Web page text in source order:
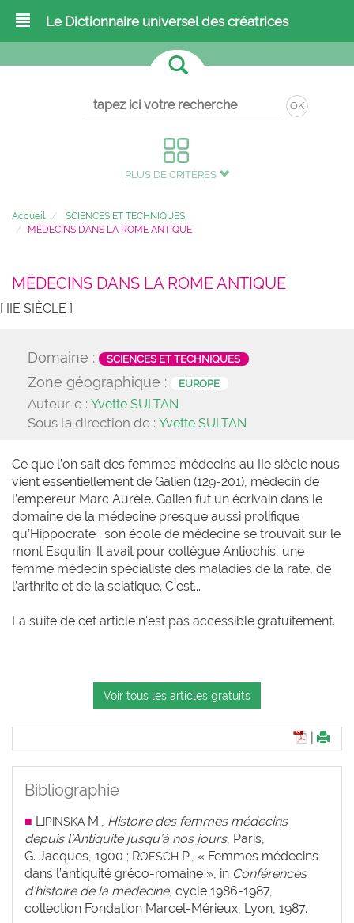
Le Dictionnaire universel des créatrices
OK
PLUS DE CRITÈRES
Accueil
SCIENCES ET TECHNIQUES
MÉDECINS DANS LA ROME ANTIQUE
MÉDECINS DANS LA ROME ANTIQUE
[ IIE SIÈCLE ]
Domaine : SCIENCES ET TECHNIQUES
Zone géographique : EUROPE
Auteur-e : Yvette SULTAN
Sous la direction de : Yvette SULTAN
Ce que l’on sait des femmes médecins au IIe siècle nous
vient essentiellement de Galien (129-201), médecin de
l’empereur Marc Aurèle. Galien fut un écrivain dans le
domaine de la médecine presque aussi prolifique
qu’Hippocrate ; son école de médecine se trouvait sur le
mont Esquilin. Il avait pour collègue Antiochis, une
femme médecin spécialiste des maladies de la rate, de
l’arthrite et de la sciatique. C’est...
La suite de cet article n'est pas accessible gratuitement.
Voir tous les articles gratuits
Bibliographie
■ L IPINSKA M., Histoire des femmes médecins
depuis l’Antiquité jusqu’à nos jours, Paris,
G. Jacques, 1900 ; ROESCH P., « Femmes médecins
dans l’antiquité gréco-romaine », in Conférences
d’histoire de la médecine, cycle 1986-1987,
collection Fondation Marcel-Mérieux, Lyon, 1987.